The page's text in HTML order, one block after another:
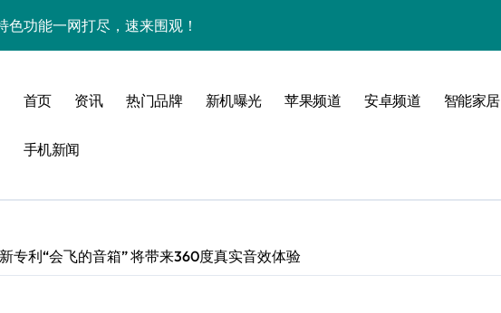
功能一网打尽，速来围观！
亮点全解析+超实用技巧大放送！
舰，亮点速览一触即发！
置亮点，一文全掌握！
，一键解锁科技新魅力！
技赋能，折叠旗舰一手掌控！
首页 资讯 热门品牌 新机曝光 苹果频道 安卓频道 智能家居
手机新闻
专利“会飞的音箱” 将带来360度真实音效体验